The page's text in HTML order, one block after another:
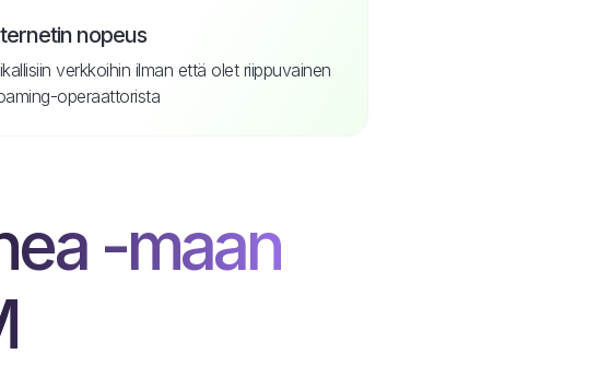
nopeus
verkkoihin ilman että olet riippuvainen
operaattorista
-maan